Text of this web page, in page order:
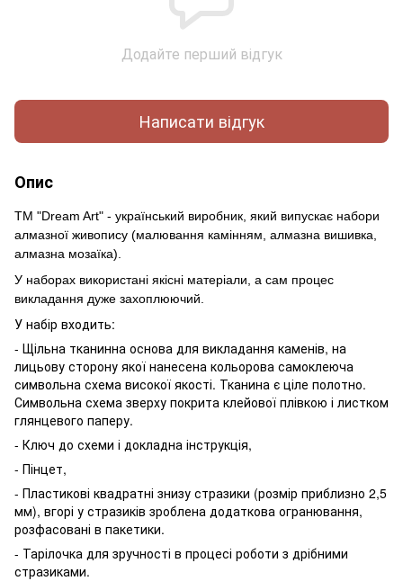
Додайте перший відгук
Написати відгук
Опис
ТМ "Dream Art" - український виробник, який випускає набори
алмазної живопису (малювання камінням, алмазна вишивка,
алмазна мозаїка).
У наборах використані якісні матеріали, а сам процес
викладання дуже захоплюючий.
У набір входить:
- Щільна тканинна основа для викладання каменів, на
лицьову сторону якої нанесена кольорова самоклеюча
символьна схема високої якості. Тканина є ціле полотно.
Символьна схема зверху покрита клейової плівкою і листком
глянцевого паперу.
- Ключ до схеми і докладна інструкція,
- Пінцет,
- Пластикові квадратні знизу стразики (розмір приблизно 2,5
мм), вгорі у стразиків зроблена додаткова огранювання,
розфасовані в пакетики.
- Тарілочка для зручності в процесі роботи з дрібними
стразиками.